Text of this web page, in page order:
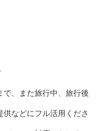
、また旅行中、旅行後
などにフル活用くださ